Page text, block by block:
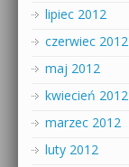
lipiec 2012
czerwiec 2012
maj 2012
kwiecień 2012
marzec 2012
luty 2012